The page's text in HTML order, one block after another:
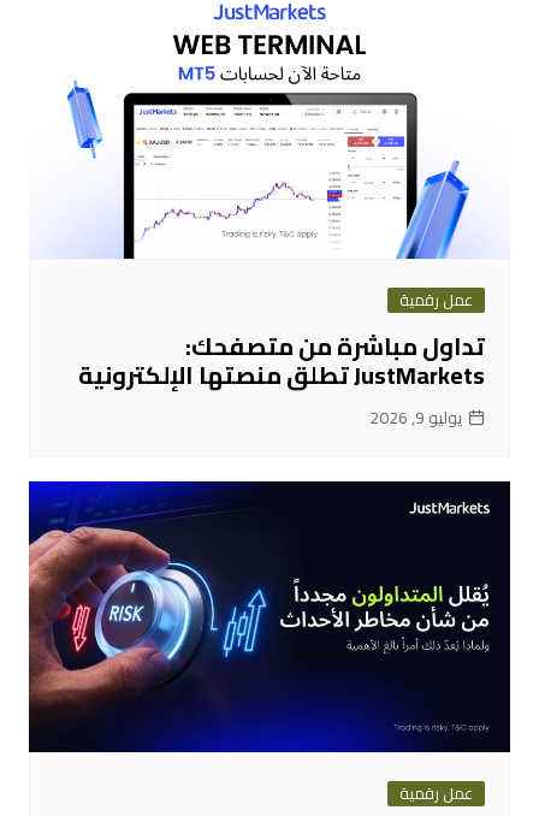
عمل رقمية
تداول مباشرة من متصفحك:
JustMarkets تطلق منصتها الإلكترونية
يوليو 9, 2026
عمل رقمية